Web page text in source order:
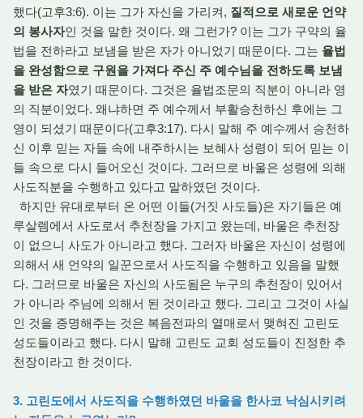
했다(고후3:6). 이는 그가 자신을 가리켜, 질적으로 새로운 언약
의 봉사자인 것을 말한 것이다. 왜 그런가? 이는 그가 구약의 율
법을 전하라고 보냄을 받은 자가 아니었기 때문이다. 그는 율법
을 완성함으로 구원을 가져다 주신 주 예수님을 전하도록 보냄
을 받은 자였기 때문이다. 그것은 율법조문의 직분이 아니라 영
의 직분이었다. 왜냐하면 주 예수께서 부활승천하신 후에는 그
영이 되셨기 때문이다(고후3:17). 다시 말해 주 예수께서 승천하
신 이후 믿는 자들 속에 내주하시는 보혜사 성령이 되어 믿는 이
들 속으로 다시 들어오신 것이다. 그러므로 바울은 성령에 의해
사도직분을 수행하고 있다고 말하였던 것이다.
하지만 유대로부터 온 어떤 이들(거짓 사도들)은 자기들은 예
루살렘에서 사도로서 추천장을 가지고 왔는데, 바울은 추천장
이 없으니 사도가 아니라고 했다. 그러자 바울은 자신이 성령에
의해서 새 언약의 일꾼으로서 사도직을 수행하고 있음을 말했
다. 그러므로 바울은 자신의 사도됨은 누구의 추천장이 있어서
가 아니라 주님에 의해서 된 것이라고 했다. 그리고 그것이 사실
인 것을 증명해주는 것은 복음전파의 열매로서 맺혀진 고린도
성도들이라고 했다. 다시 말해 고린도 교회 성도들이 진정한 추
천장이라고 한 것이다.
3. 고린도에서 사도직을 수행하였던 바울을 한사코 낙심시키려